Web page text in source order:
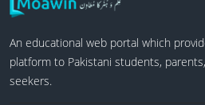
An educational web portal which
platform to Pakistani students,
seekers.